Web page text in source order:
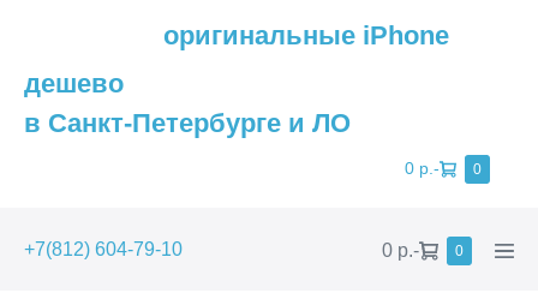
оригинальные iPhone
дешево
в Санкт-Петербурге и ЛО
Shopping
0 р. - 0Items
+7(812) 604-79-10
Shopping
0 р.- 0Items